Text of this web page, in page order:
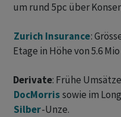
um rund 5pc über
Zurich Insurance:
Etage in Höhe von 5.6 Mio
Derivate: Frühe
DocMorrissowie im
Silber-Unze.